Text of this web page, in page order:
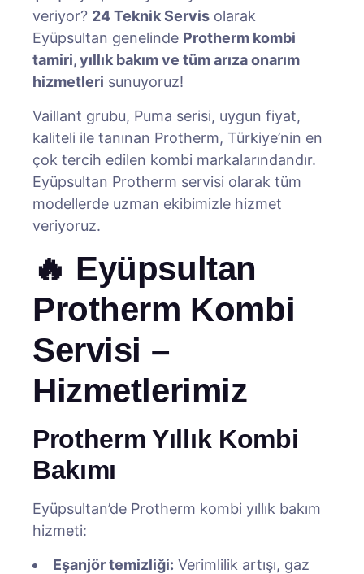
veriyor? 24 Teknik Servis olarak
Eyüpsultan genelinde Protherm kombi
tamiri, yıllık bakım ve tüm arıza onarım
hizmetleri sunuyoruz!
Vaillant grubu, Puma serisi, uygun fiyat,
kaliteli ile tanınan Protherm, Türkiye’nin en
çok tercih edilen kombi markalarındandır.
Eyüpsultan Protherm servisi olarak tüm
modellerde uzman ekibimizle hizmet
veriyoruz.
🔥 Eyüpsultan
Protherm Kombi
Servisi –
Hizmetlerimiz
Protherm Yıllık Kombi
Bakımı
Eyüpsultan’de Protherm kombi yıllık bakım
hizmeti:
Eşanjör temizliği: Verimlilik artışı, gaz